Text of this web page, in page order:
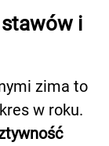
i
zima to
w roku.